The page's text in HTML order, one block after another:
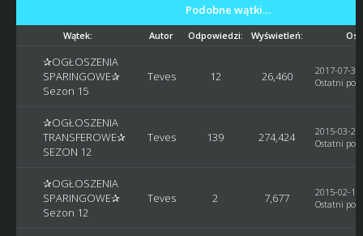
Podobne wątki…
Wątek: Autor Odpowiedzi: Wyświetleń:
✰OGŁOSZENIA
SPARINGOWE✰
Sezon 15
Teves 12 26,460
2017-07-
Ostatni post
✰OGŁOSZENIA
TRANSFEROWE✰
SEZON 12
Teves 139 274,424
2015-03-
Ostatni post
✰OGŁOSZENIA
SPARINGOWE✰
Sezon 12
Teves 2 7,677
2015-02-
Ostatni post